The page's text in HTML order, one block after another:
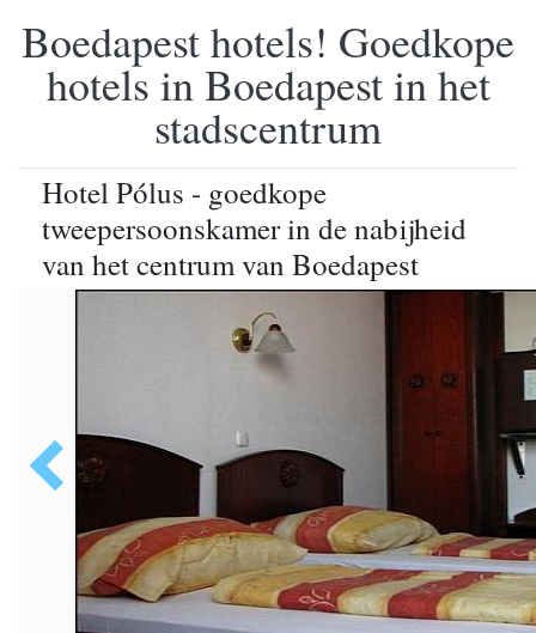
Boedapest hotels! Goedkope
hotels in Boedapest in het
stadscentrum
Hotel Pólus - goedkope
tweepersoonskamer in de nabijheid
van het centrum van Boedapest